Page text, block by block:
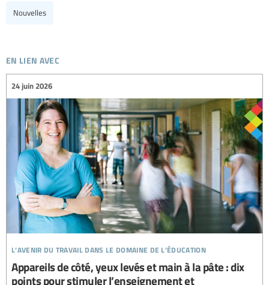
Nouvelles
en lien avec
l’avenir du travail dans le domaine de l’éducation
24 juin 2026
Appareils de côté, yeux levés et main à la pâte : dix
points pour stimuler l’enseignement et